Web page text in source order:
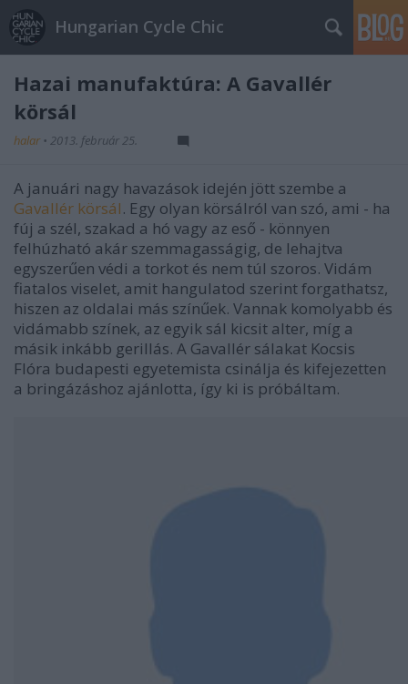
Hungarian Cycle Chic
Hazai manufaktúra: A Gavallér
körsál
halar • 2013. február 25.
A januári nagy havazások idején jött szembe a
Gavallér körsál. Egy olyan körsálról van szó, ami - ha
fúj a szél, szakad a hó vagy az eső - könnyen
felhúzható akár szemmagasságig, de lehajtva
egyszerűen védi a torkot és nem túl szoros. Vidám
fiatalos viselet, amit hangulatod szerint forgathatsz,
hiszen az oldalai más színűek. Vannak komolyabb és
vidámabb színek, az egyik sál kicsit alter, míg a
másik inkább gerillás. A Gavallér sálakat Kocsis
Flóra budapesti egyetemista csinálja és kifejezetten
a bringázáshoz ajánlotta, így ki is próbáltam.